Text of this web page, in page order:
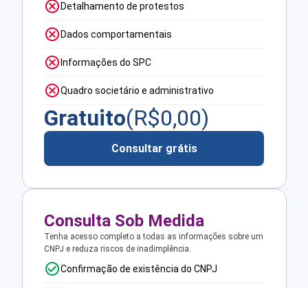
Detalhamento de protestos
Dados comportamentais
Informações do SPC
Quadro societário e administrativo
Gratuito(R$0,00)
Consultar grátis
Consulta Sob Medida
Tenha acesso completo a todas as informações sobre um
CNPJ e reduza riscos de inadimplência.
Confirmação de existência do CNPJ